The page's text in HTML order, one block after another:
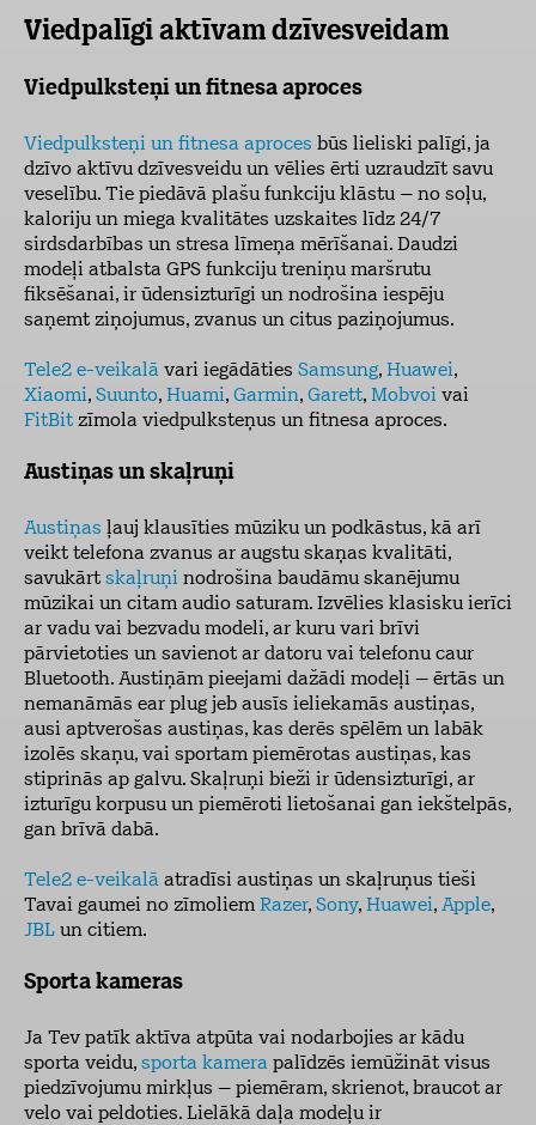
Viedpalīgi aktīvam dzīvesveidam
Viedpulksteņi un fitnesa aproces
Viedpulksteņi un fitnesa aproces būs lieliski palīgi, ja
dzīvo aktīvu dzīvesveidu un vēlies ērti uzraudzīt savu
veselību. Tie piedāvā plašu funkciju klāstu – no soļu,
kaloriju un miega kvalitātes uzskaites līdz 24/7
sirdsdarbības un stresa līmeņa mērīšanai. Daudzi
modeļi atbalsta GPS funkciju treniņu maršrutu
fiksēšanai, ir ūdensizturīgi un nodrošina iespēju
saņemt ziņojumus, zvanus un citus paziņojumus.
Tele2 e-veikalā vari iegādāties Samsung, Huawei,
Xiaomi, Suunto, Huami, Garmin, Garett, Mobvoi vai
FitBit zīmola viedpulksteņus un fitnesa aproces.
Austiņas un skaļruņi
Austiņas ļauj klausīties mūziku un podkāstus, kā arī
veikt telefona zvanus ar augstu skaņas kvalitāti,
savukārt skaļruņi nodrošina baudāmu skanējumu
mūzikai un citam audio saturam. Izvēlies klasisku ierīci
ar vadu vai bezvadu modeli, ar kuru vari brīvi
pārvietoties un savienot ar datoru vai telefonu caur
Bluetooth. Austiņām pieejami dažādi modeļi – ērtās un
nemanāmās ear plug jeb ausīs ieliekamās austiņas,
ausi aptverošas austiņas, kas derēs spēlēm un labāk
izolēs skaņu, vai sportam piemērotas austiņas, kas
stiprinās ap galvu. Skaļruņi bieži ir ūdensizturīgi, ar
izturīgu korpusu un piemēroti lietošanai gan iekštelpās,
gan brīvā dabā.
Tele2 e-veikalā atradīsi austiņas un skaļruņus tieši
Tavai gaumei no zīmoliem Razer, Sony, Huawei, Apple,
JBL un citiem.
Sporta kameras
Ja Tev patīk aktīva atpūta vai nodarbojies ar kādu
sporta veidu, sporta kamera palīdzēs iemūžināt visus
piedzīvojumu mirkļus – piemēram, skrienot, braucot ar
velo vai peldoties. Lielākā daļa modeļu ir